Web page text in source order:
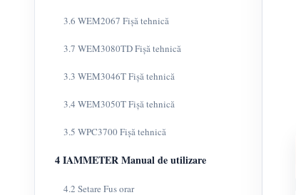
3.6 WEM2067 Fișă tehnică
3.7 WEM3080TD Fișă tehnică
3.3 WEM3046T Fișă tehnică
3.4 WEM3050T Fișă tehnică
3.5 WPC3700 Fișă tehnică
4 IAMMETER Manual de utilizare
4.2 Setare Fus orar